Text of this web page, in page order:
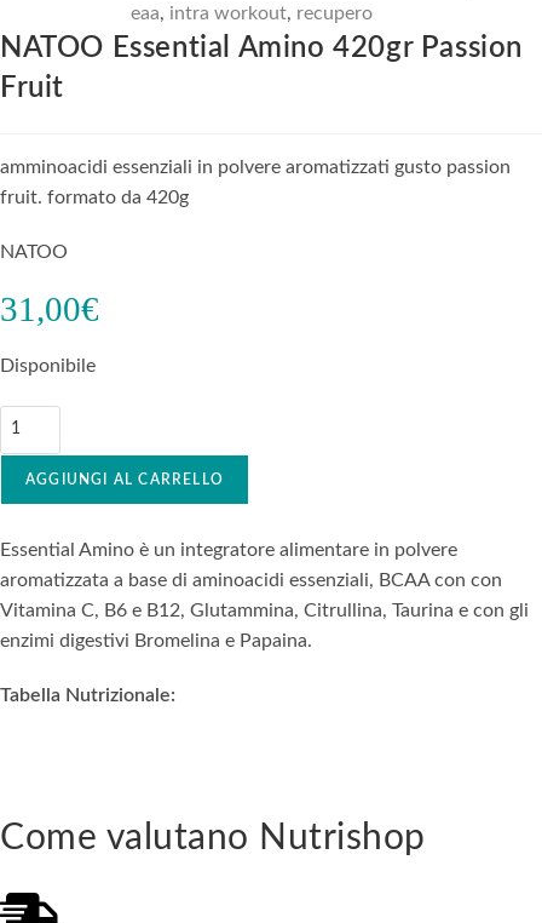
eaa, intra workout, recupero
NATOO Essential Amino 420gr Passion
Fruit
amminoacidi essenziali in polvere aromatizzati gusto passion
fruit. formato da 420g
NATOO
31,00€
Disponibile
AGGIUNGI AL CARRELLO
Essential Amino è un integratore alimentare in polvere
aromatizzata a base di aminoacidi essenziali, BCAA con con
Vitamina C, B6 e B12, Glutammina, Citrullina, Taurina e con gli
enzimi digestivi Bromelina e Papaina.
Tabella Nutrizionale:
Come valutano Nutrishop